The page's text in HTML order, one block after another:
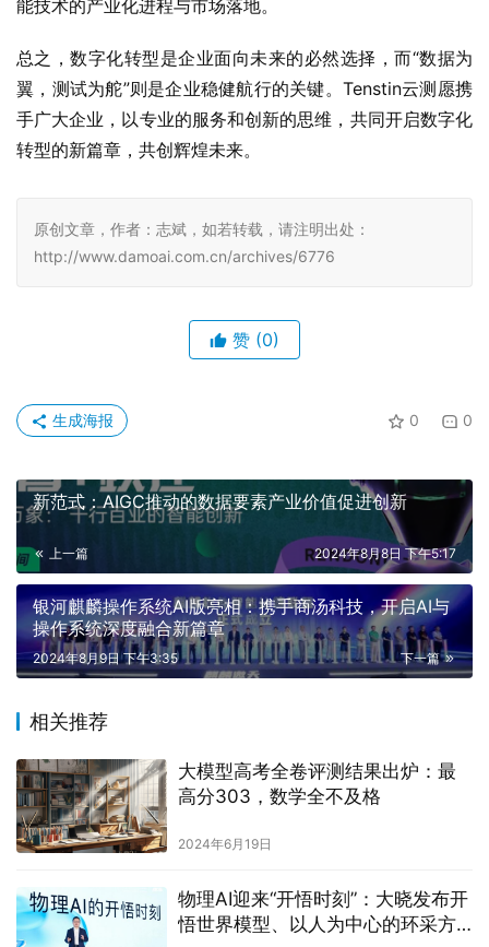
能技术的产业化进程与市场落地。
总之，数字化转型是企业面向未来的必然选择，而“数据为
翼，测试为舵”则是企业稳健航行的关键。Tenstin云测愿携
手广大企业，以专业的服务和创新的思维，共同开启数字化
转型的新篇章，共创辉煌未来。
原创文章，作者：志斌，如若转载，请注明出处：
http://www.damoai.com.cn/archives/6776
赞 (0)
0 0
生成海报
新范式：AIGC推动的数据要素产业价值促进创新
上一篇 2024年8月8日 下午5:17
银河麒麟操作系统AI版亮相：携手商汤科技，开启AI与
操作系统深度融合新篇章
下一篇
2024年8月9日 下午3:35
相关推荐
大模型高考全卷评测结果出炉：最
高分303，数学全不及格
2024年6月19日
物理AI迎来“开悟时刻”：大晓发布开
悟世界模型、以人为中心的环采方